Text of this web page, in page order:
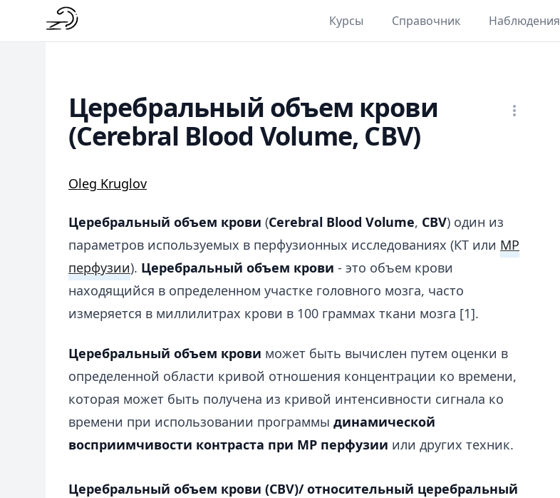
Курсы Справочник Наблюдения
Церебральный объем крови
(Cerebral Blood Volume, CBV)
Oleg Kruglov
Церебральный объем крови (Cerebral Blood Volume, CBV) один из
параметров используемых в перфузионных исследованиях (КТ или МР
перфузии). Церебральный объем крови - это объем крови
находящийся в определенном участке головного мозга, часто
измеряется в миллилитрах крови в 100 граммах ткани мозга [1].
Церебральный объем крови может быть вычислен путем оценки в
определенной области кривой отношения концентрации ко времени,
которая может быть получена из кривой интенсивности сигнала ко
времени при использовании программы динамической
восприимчивости контраста при МР перфузии или других техник.
Церебральный объем крови (CBV)/ относительный церебральный